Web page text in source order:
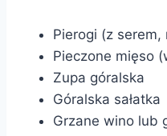
Pierogi (z
Pieczone mięso
Zupa góralska
Góralska sałatka
Grzane wino lub